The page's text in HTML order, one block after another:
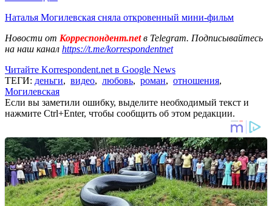
Наталья Могилевская сняла откровенный мини-фильм
Новости от Корреспондент.netв Telegram. Подписывайтесь
на наш канал https://t.me/korrespondentnet
Читайте Korrespondent.net в Google News
ТЕГИ: деньги, видео, любовь, роман, отношения,
Могилевская
Если вы заметили ошибку, выделите необходимый текст и
нажмите Ctrl+Enter, чтобы сообщить об этом редакции.